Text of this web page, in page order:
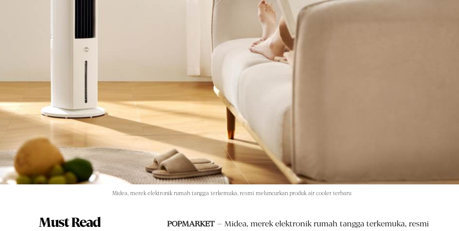
Midea, merek elektronik rumah tangga terkemuka, resmi meluncurkan produk air cooler terbaru
Must Read POPMARKET – Midea, merek elektronik rumah tangga terkemuka, resmi